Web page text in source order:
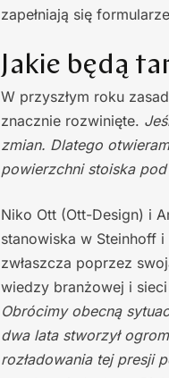
zapełniają się
Jakie będą
W przyszłym roku
znacznie rozwinięte.
zmian. Dlatego
powierzchni stoiska
Niko Ott (Ott-Design) i
stanowiska w Steinhoff
zwłaszcza poprzez
wiedzy branżowej i
Obrócimy obecną
dwa lata stworzył
rozładowania tej presji